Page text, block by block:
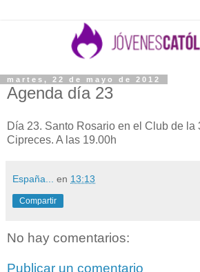
martes, 22 de mayo de 2012
Agenda día 23
Día 23. Santo Rosario en el Club de la
Cipreces. A las 19.00h
España... en 13:13
Compartir
No hay comentarios:
Publicar un comentario